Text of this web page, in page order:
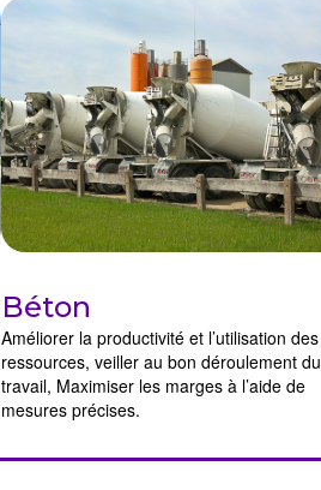
Béton
Améliorer la productivité et l’utilisation des
ressources, veiller au bon déroulement du
travail, Maximiser les marges à l’aide de
mesures précises.